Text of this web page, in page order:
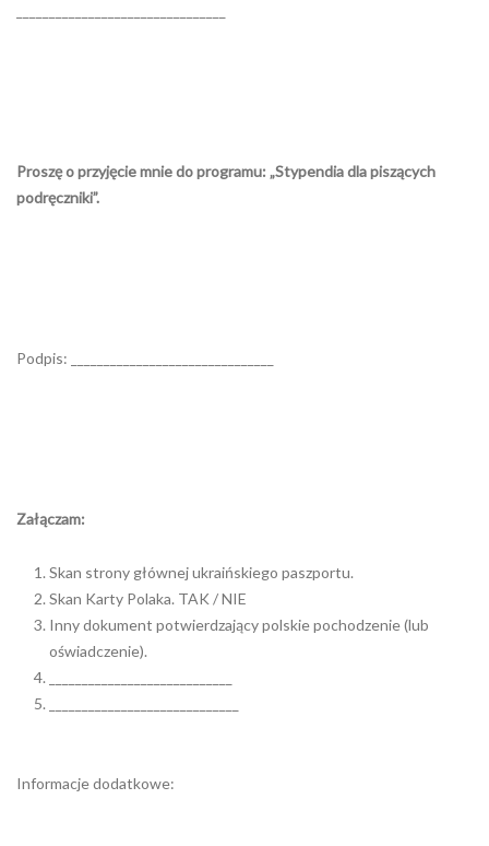
Proszę o przyjęcie mnie do programu: „Stypendia dla piszących
podręczniki”.
Podpis: _______________________________
Załączam:
Skan strony głównej ukraińskiego paszportu.
Skan Karty Polaka. TAK / NIE
Inny dokument potwierdzający polskie pochodzenie (lub
oświadczenie).
Informacje dodatkowe: